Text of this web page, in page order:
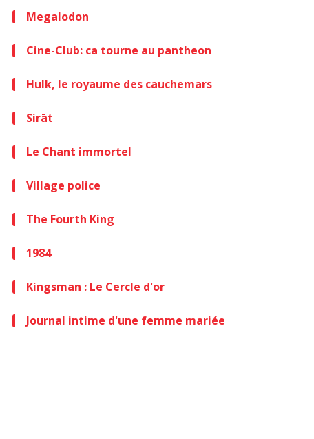
Megalodon
Cine-Club: ca tourne au pantheon
Hulk, le royaume des cauchemars
Sirāt
Le Chant immortel
Village police
The Fourth King
1984
Kingsman : Le Cercle d'or
Journal intime d'une femme mariée